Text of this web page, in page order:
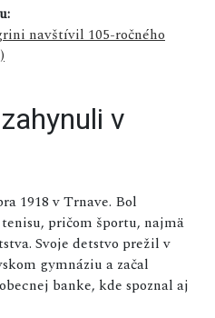
navštívil 105-ročného
v
1918 v Trnave. Bol
pričom športu, najmä
Svoje detstvo prežil v
gymnáziu a začal
banke, kde spoznal aj